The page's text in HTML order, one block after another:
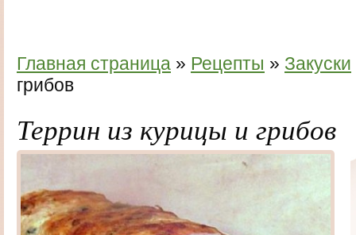
Главная страница » Рецепты » Закуски
грибов
Террин из курицы и грибов